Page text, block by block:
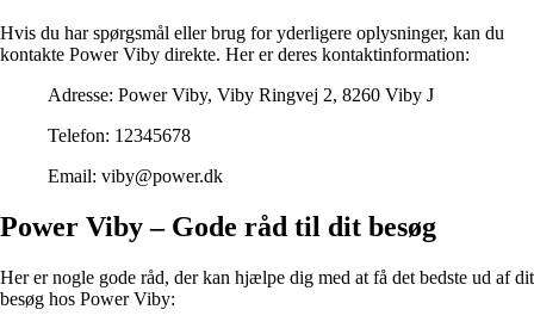
Hvis du har spørgsmål eller brug for yderligere oplysninger, kan du
kontakte Power Viby direkte. Her er deres kontaktinformation:
Adresse: Power Viby, Viby Ringvej 2, 8260 Viby J
Telefon: 12345678
Email: viby@power.dk
Power Viby – Gode råd til dit besøg
Her er nogle gode råd, der kan hjælpe dig med at få det bedste ud af dit
besøg hos Power Viby: